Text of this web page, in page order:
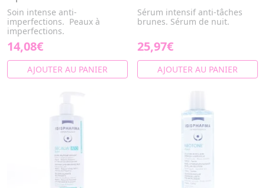
Soin intense anti-
imperfections. Peaux à
imperfections.
14,08€
AJOUTER AU PANIER
Sérum intensif anti-tâches
brunes. Sérum de nuit.
25,97€
AJOUTER AU PANIER